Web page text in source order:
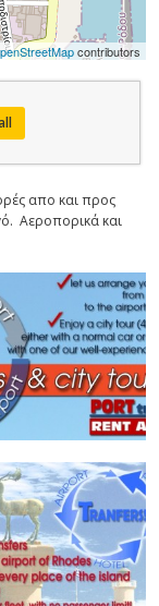
contributors
απο και προς
Αεροπορικά και